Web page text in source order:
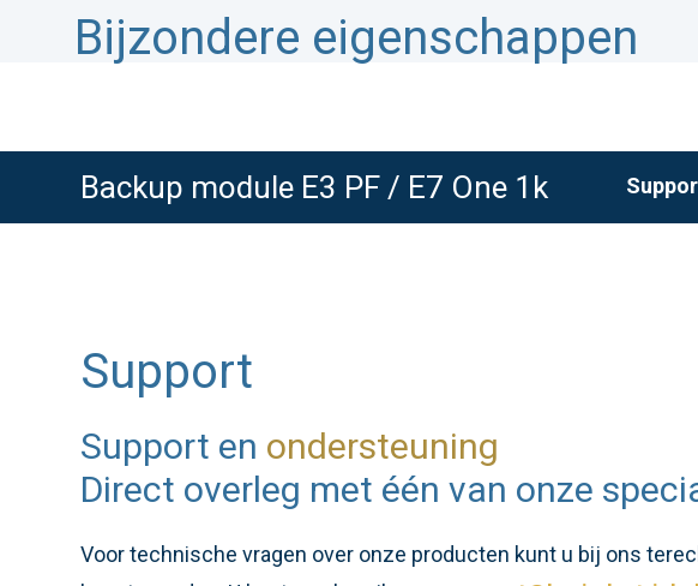
Bijzondere eigenschappen
Backup module E3 PF / E7 One 1k
Support
Support en ondersteuning
Direct overleg met één van onze
Voor technische vragen over onze producten kunt u bij ons